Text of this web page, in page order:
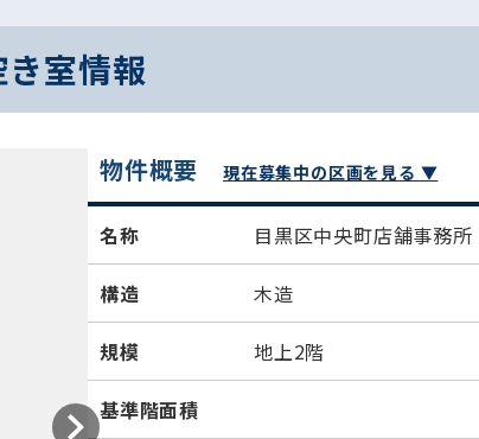
室情報
物件概要 現在募集中の区画を見る ▼
名称 目黒区中央町店舗事務所
構造 木造
規模 地上2階
基準階面積